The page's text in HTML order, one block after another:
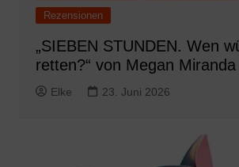
Rezensionen
„SIEBEN STUNDEN. Wen
retten?“ von Megan Miranda
Elke 23. Juni 2026